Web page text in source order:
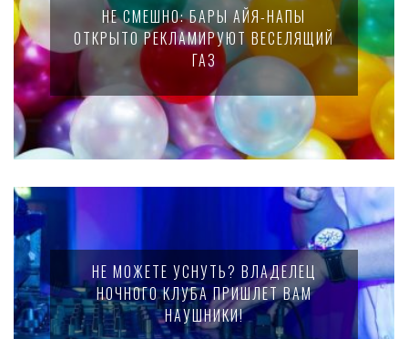
НЕ СМЕШНО: БАРЫ АЙЯ-НАПЫ
ОТКРЫТО РЕКЛАМИРУЮТ ВЕСЕЛЯЩИЙ
ГАЗ
НЕ МОЖЕТЕ УСНУТЬ? ВЛАДЕЛЕЦ
НОЧНОГО КЛУБА ПРИШЛЕТ ВАМ
НАУШНИКИ!